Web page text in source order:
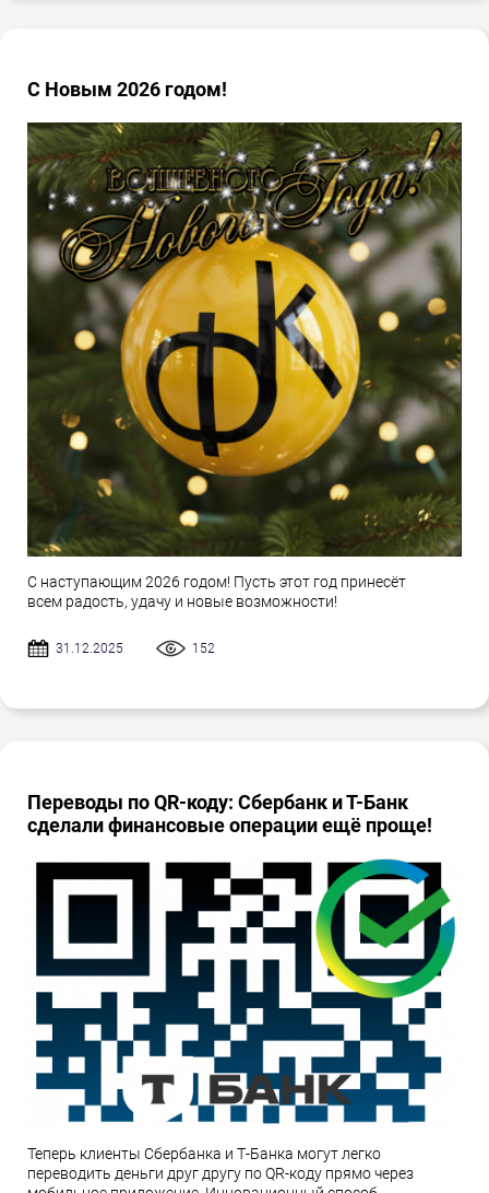
С Новым 2026 годом!
С наступающим 2026 годом! Пусть этот год принесёт
всем радость, удачу и новые возможности!
31.12.2025 152
Переводы по QR-коду: Сбербанк и Т-Банк
сделали финансовые операции ещё проще!
Теперь клиенты Сбербанка и Т-Банка могут легко
переводить деньги друг другу по QR-коду прямо через